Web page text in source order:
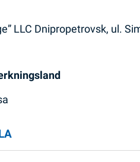
LLC Dnipropetrovsk, ul.